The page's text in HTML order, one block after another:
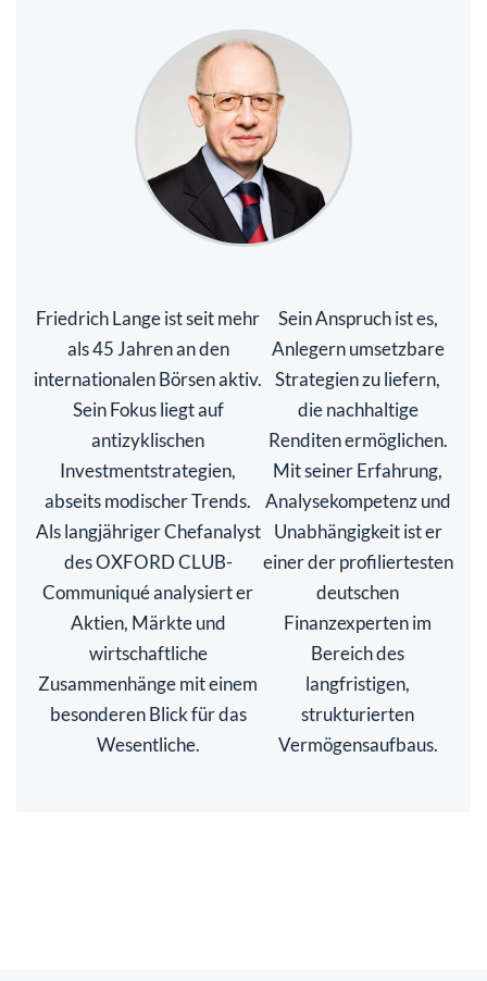
Friedrich Lange ist seit mehr
als 45 Jahren an den
internationalen Börsen aktiv.
Sein Fokus liegt auf
antizyklischen
Investmentstrategien,
abseits modischer Trends.
Als langjähriger Chefanalyst
des OXFORD CLUB-
Communiqué analysiert er
Aktien, Märkte und
wirtschaftliche
Zusammenhänge mit einem
besonderen Blick für das
Wesentliche.
Sein Anspruch ist es,
Anlegern umsetzbare
Strategien zu liefern,
die nachhaltige
Renditen ermöglichen.
Mit seiner Erfahrung,
Analysekompetenz und
Unabhängigkeit ist er
einer der profiliertesten
deutschen
Finanzexperten im
Bereich des
langfristigen,
strukturierten
Vermögensaufbaus.